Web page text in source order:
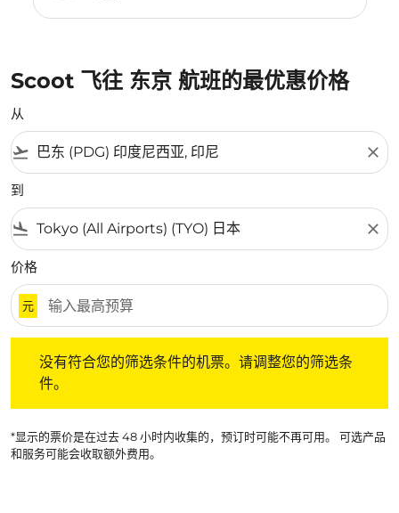
Scoot 飞往 东京 航班的最优惠价格
从
flight_takeoff close
到
flight_land close
价格
元
没有符合您的筛选条件的机票。请调整您的筛选条
件。
*显示的票价是在过去 48 小时内收集的，预订时可能不再可用。 可选产品
和服务可能会收取额外费用。